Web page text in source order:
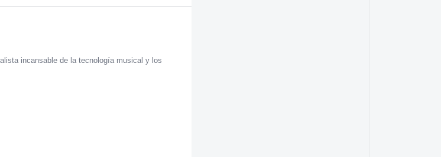
incansable de la tecnología musical y los